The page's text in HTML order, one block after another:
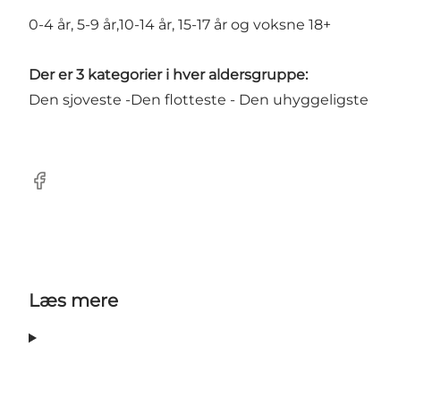
0-4 år, 5-9 år,10-14 år, 15-17 år og voksne 18+
Der er 3 kategorier i hver aldersgruppe:
Den sjoveste -Den flotteste - Den uhyggeligste
Facebook
Læs mere